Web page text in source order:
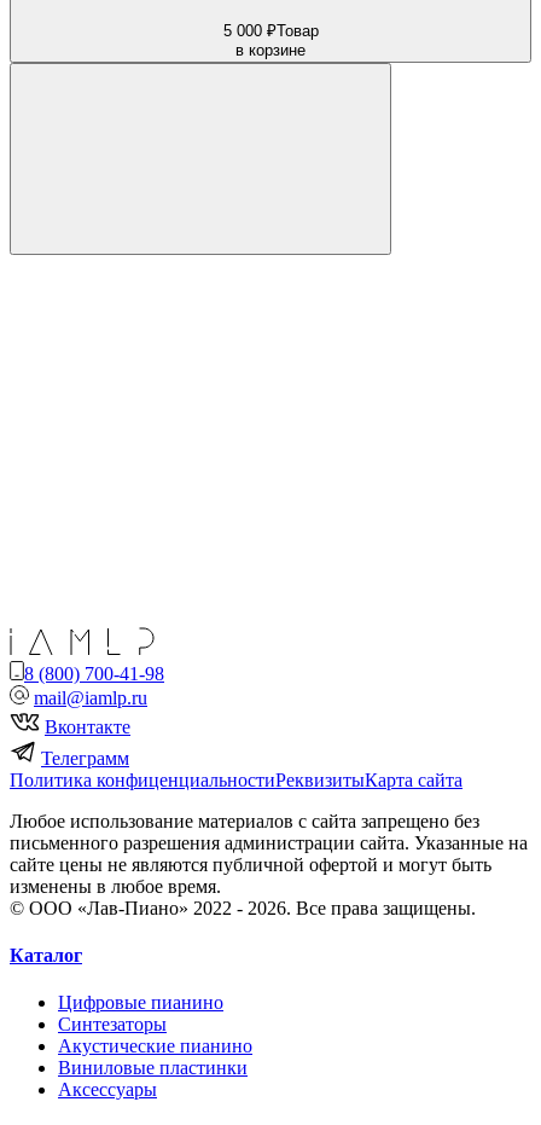
5 000 ₽Товар
в корзине
8 (800) 700-41-98
mail@iamlp.ru
Вконтакте
Телеграмм
Политика конфиценциальностиРеквизитыКарта сайта
Любое использование материалов с сайта запрещено без
письменного разрешения администрации сайта. Указанные на
сайте цены не являются публичной офертой и могут быть
изменены в любое время.
© ООО «Лав-Пиано» 2022 - 2026. Все права защищены.
Каталог
Цифровые пианино
Синтезаторы
Акустические пианино
Виниловые пластинки
Аксессуары